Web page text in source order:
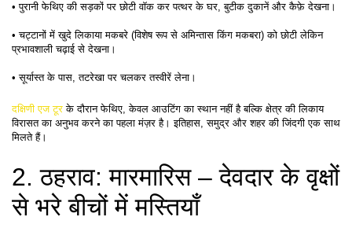
• पुरानी फेथिए की सड़कों पर छोटी वॉक कर पत्थर के घर, बुटीक दुकानें और कैफ़े देखना।
• चट्टानों में खुदे लिकाया मकबरे (विशेष रूप से अमिन्तास किंग मकबरा) को छोटी लेकिन
प्रभावशाली चढ़ाई से देखना।
• सूर्यास्त के पास, तटरेखा पर चलकर तस्वीरें लेना।
दक्षिणी एज टूर के दौरान फेथिए, केवल आउटिंग का स्थान नहीं है बल्कि क्षेत्र की लिकाय
विरासत का अनुभव करने का पहला मंज़र है। इतिहास, समुद्र और शहर की जिंदगी एक साथ
मिलते हैं।
2. ठहराव: मारमारिस – देवदार के वृक्षों
से भरे बीचों में मस्तियाँ